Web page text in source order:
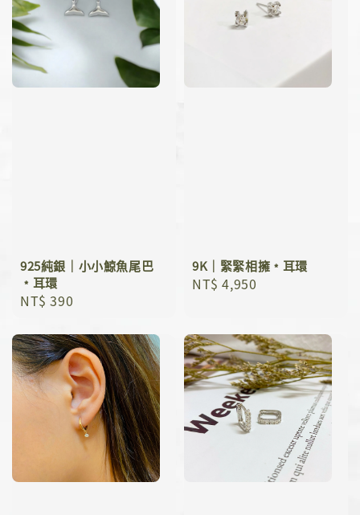
925純銀｜小小鯨魚尾巴
﹡耳環
Regular
NT$ 390
9K｜緊緊相擁﹡耳環
Regular
NT$ 4,950